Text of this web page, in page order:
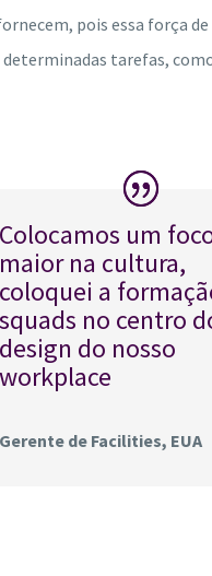
pois essa força
determinadas tarefas,
Colocamos um
maior na cultura,
coloquei a
squads no centro
design do nosso
workplace
Gerente de Facilities, EUA